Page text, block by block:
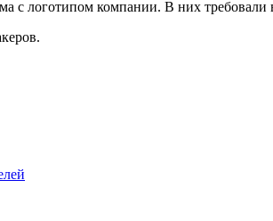
с логотипом компании. В них требовали